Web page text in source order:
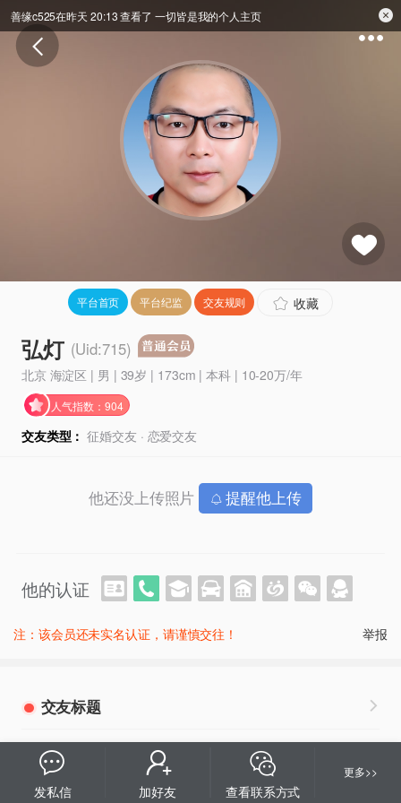
平台首页 平台纪监 交友规则 收藏
弘灯 (Uid:715)
北京 海淀区 | 男 | 39岁 | 173cm | 本科 | 10-20万/年
人气指数：904
交友类型： 征婚交友 · 恋爱交友
他还没上传照片 提醒他上传
他的认证
注：该会员还未实名认证，请谨慎交往！ 举报
交友标题
扎西德勒
发私信 加好友 查看联系方式
更多>>
善缘c525在昨天 20:13 查看了 一切皆是我的个人主页